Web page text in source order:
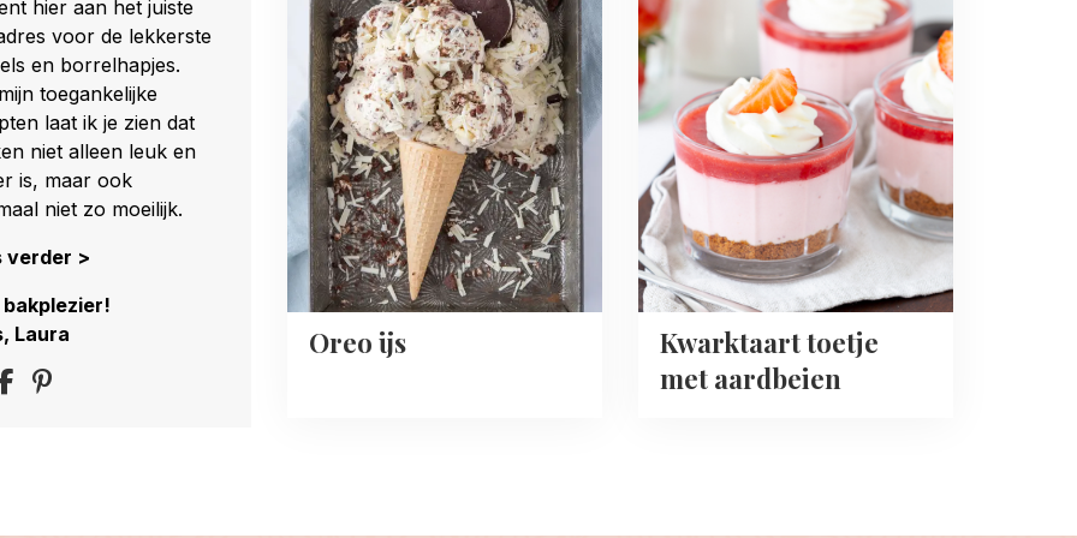
hier aan het juiste
voor de lekkerste
en borrelhapjes.
toegankelijke
laat ik je zien dat
niet alleen leuk en
is, maar ook
niet zo moeilijk.
verder >
bakplezier!
Laura
Delen
Oreo ijs
about
Oreo
Kwarktaart toetje
met aardbeien
about
Kwarktaart
toetje
met
aardbeien